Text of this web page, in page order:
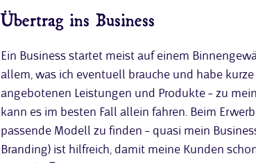
Übertrag ins Business
Ein Business startet meist auf einem
allem, was ich eventuell brauche und habe
angebotenen Leistungen und Produkte – zu
kann es im besten Fall allein fahren. Beim
passende Modell zu finden – quasi mein
Branding) ist hilfreich, damit meine Kunden